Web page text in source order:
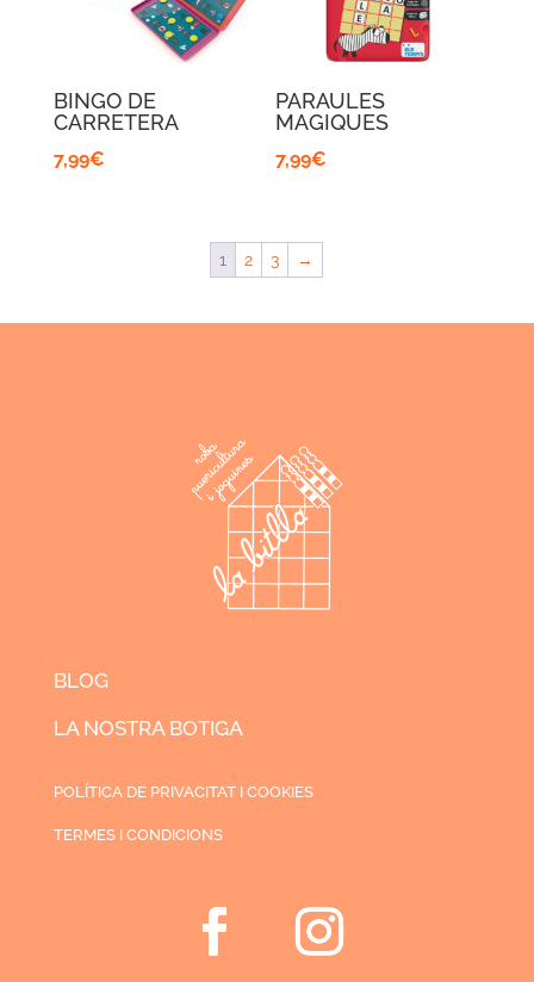
BINGO DE
CARRETERA
7,99€
PARAULES
MAGIQUES
7,99€
1 2 3 →
BLOG
LA NOSTRA BOTIGA
POLÍTICA DE PRIVACITAT I COOKIES
TERMES I CONDICIONS